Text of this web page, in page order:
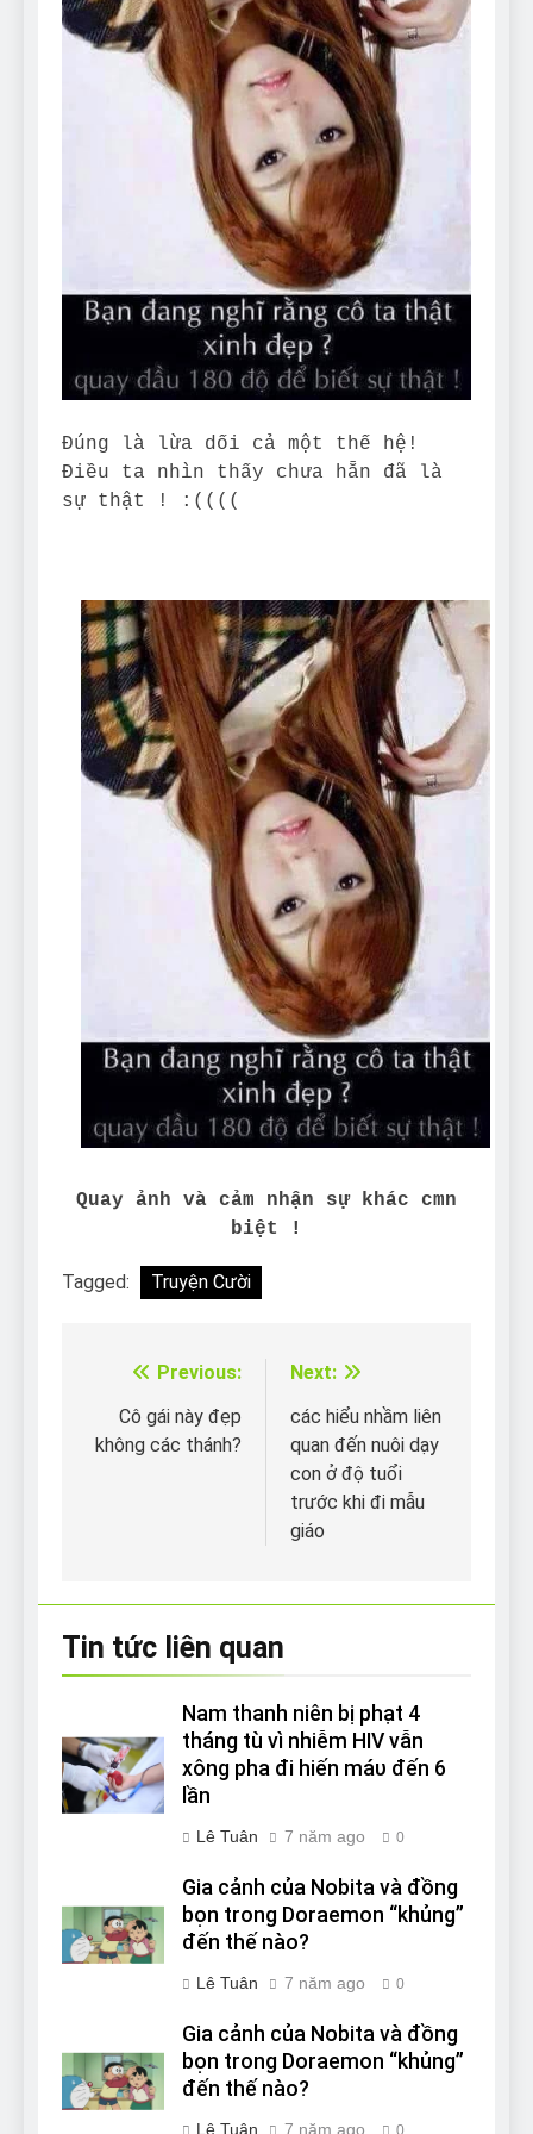
Can Bulldogs Play Fetch?
And How to Train Them!
7 Năm Ago
How Often Do I Need to
Groom My Bulldog
7 Năm Ago
Đúng là lừa dối cả một thế hệ!
Điều ta nhìn thấy chưa hẵn đã là
sự thật ! :((((
Quay ảnh và cảm nhận sự khác cmn
biệt !
Tagged: Truyện Cười
Điều
hướng
Previous:
Cô gái này đẹp
không các thánh?
Next:
các hiểu nhầm liên
quan đến nuôi dạy
con ở độ tuổi
trước khi đi mẫu
giáo
Tin tức liên quan
Nam thanh niên bị phạt 4
tháng tù vì nhiễm HIV vẫn
xông pha đi hiến máυ đến 6
lần
Lê Tuân 7 năm ago 0
Gia cảnh của Nobita và đồng
bọn trong Doraemon “khủng”
đến thế nào?
Lê Tuân 7 năm ago 0
Gia cảnh của Nobita và đồng
bọn trong Doraemon “khủng”
đến thế nào?
Lê Tuân 7 năm ago 0